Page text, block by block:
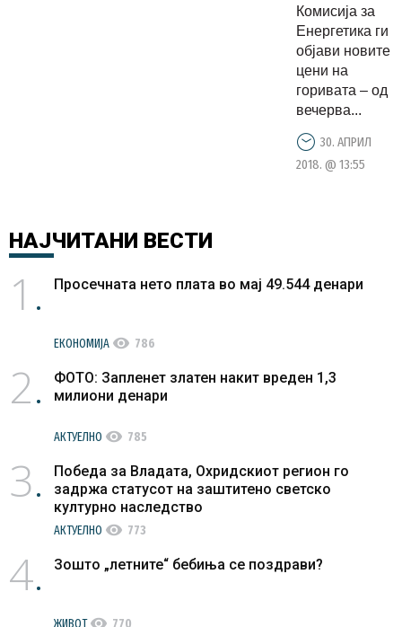
Комисија за
Енергетика ги
објави новите
цени на
горивата – од
вечерва...
30. АПРИЛ
2018. @ 13:55
НАЈЧИТАНИ ВЕСТИ
1 Просечната нето плата во мај 49.544 денари
ЕКОНОМИЈА visibility 786
2
ФОТО: Запленет златен накит вреден 1,3
милиони денари
АКТУЕЛНО visibility 785
3
Победа за Владата, Охридскиот регион го
задржа статусот на заштитено светско
културно наследство
АКТУЕЛНО visibility 773
4 Зошто „летните“ бебиња се поздрави?
ЖИВОТvisibility 770